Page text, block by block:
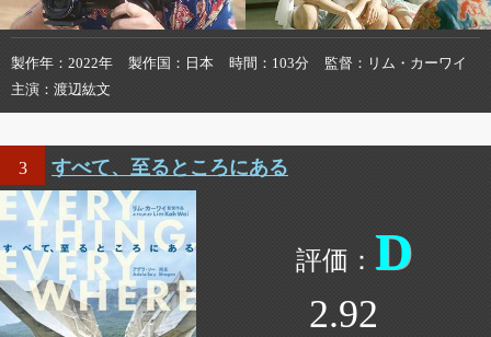
製作年 2022年 製作国 日本 時間 103分 監督
リム・カーワイ
主演
渡辺紘文
3 すべて、至るところにある
D
2.92